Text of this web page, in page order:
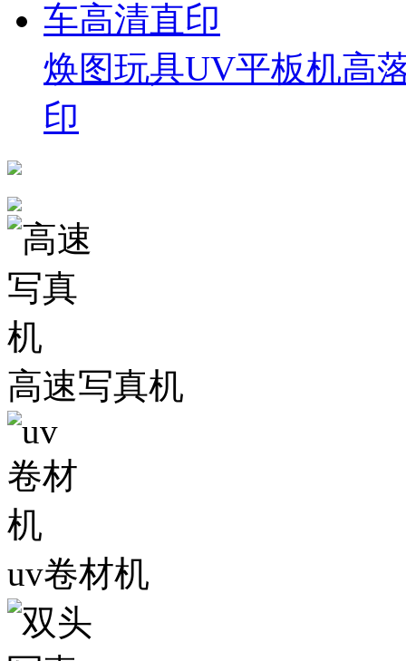
焕图玩具UV平板机高
印
高速写真机
uv卷材机